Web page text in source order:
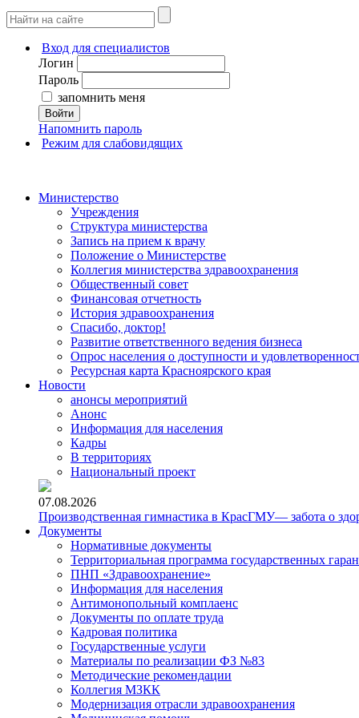
Вход для специалистов
Логин
Пароль
запомнить меня
Войти
Напомнить пароль
Режим для слабовидящих
Министерство
Учреждения
Структура министерства
Запись на прием к врачу
Положение о Министерстве
Коллегия министерства здравоохранения
Общественный совет
Финансовая отчетность
История здравоохранения
Спасибо, доктор!
Развитие ответственного ведения бизнеса
Опрос населения о доступности и
Ресурсная карта Красноярского края
Новости
анонсы мероприятий
Анонс
Информация для населения
Кадры
В территориях
Национальный проект
07.08.2026
Производственная гимнастика в КрасГМУ— забота о
Документы
Нормативные документы
Территориальная программа государственных
ПНП «Здравоохранение»
Информация для населения
Антимонопольный комплаенс
Документы по оплате труда
Кадровая политика
Государственные услуги
Материалы по реализации ФЗ №83
Методические рекомендации
Коллегия МЗКК
Модернизация отрасли здравоохранения